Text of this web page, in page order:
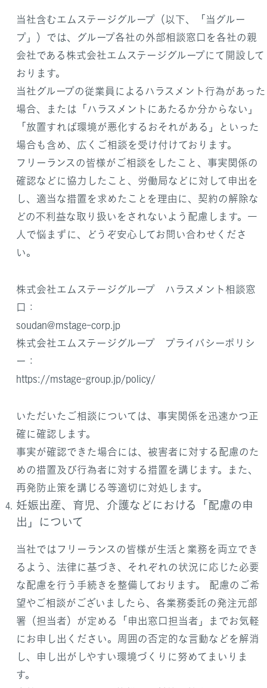
当社含むエムステージグループ（以下、「当グルー
プ」）では、グループ各社の外部相談窓口を各社の親
会社である株式会社エムステージグループにて開設して
おります。
当社グループの従業員によるハラスメント行為があった
場合、または「ハラスメントにあたるか分からない」
「放置すれば環境が悪化するおそれがある」といった
場合も含め、広くご相談を受け付けております。
フリーランスの皆様がご相談をしたこと、事実関係の
確認などに協力したこと、労働局などに対して申出を
し、適当な措置を求めたことを理由に、契約の解除な
どの不利益な取り扱いをされないよう配慮します。一
人で悩まずに、どうぞ安心してお問い合わせくださ
い。
株式会社エムステージグループ ハラスメント相談窓
口：
soudan@mstage-corp.jp
株式会社エムステージグループ プライバシーポリシ
ー：
https://mstage-group.jp/policy/
いただいたご相談については、事実関係を迅速かつ正
確に確認します。
事実が確認できた場合には、被害者に対する配慮のた
めの措置及び行為者に対する措置を講じます。また、
再発防止策を講じる等適切に対処します。
妊娠出産、育児、介護などにおける「配慮の申
出」について
当社ではフリーランスの皆様が生活と業務を両立でき
るよう、法律に基づき、それぞれの状況に応じた必要
な配慮を行う手続きを整備しております。 配慮のご希
望やご相談がございましたら、各業務委託の発注元部
署（担当者）が定める「申出窓口担当者」までお気軽
にお申し出ください。周囲の否定的な言動などを解消
し、申し出がしやすい環境づくりに努めてまいりま
す。